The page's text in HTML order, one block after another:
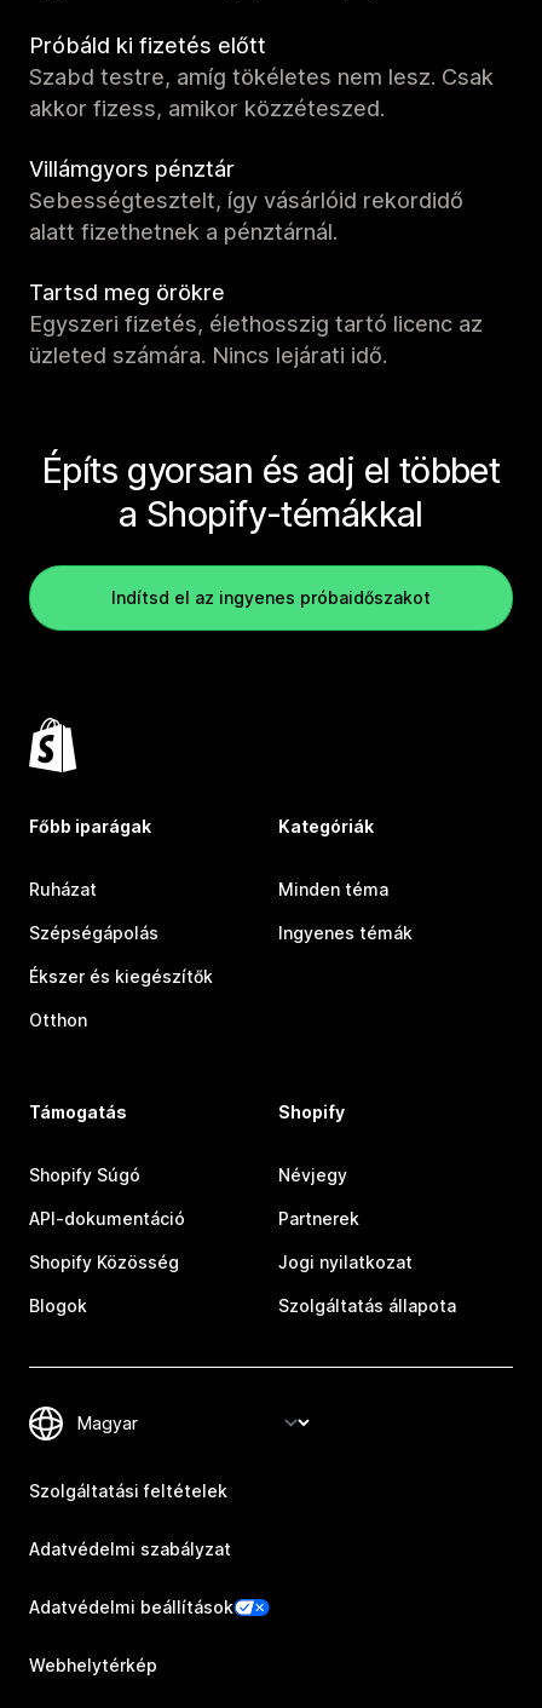
Próbáld ki fizetés előtt
Szabd testre, amíg tökéletes nem lesz. Csak
akkor fizess, amikor közzéteszed.
Villámgyors pénztár
Sebességtesztelt, így vásárlóid rekordidő
alatt fizethetnek a pénztárnál.
Tartsd meg örökre
Egyszeri fizetés, élethosszig tartó licenc az
üzleted számára. Nincs lejárati idő.
Építs gyorsan és adj el többet
a Shopify-témákkal
Indítsd el az ingyenes próbaidőszakot
Főbb iparágak
Ruházat
Szépségápolás
Ékszer és kiegészítők
Otthon
Kategóriák
Minden téma
Ingyenes témák
Támogatás
Shopify Súgó
API-dokumentáció
Shopify Közösség
Blogok
Shopify
Névjegy
Partnerek
Jogi nyilatkozat
Szolgáltatás állapota
Szolgáltatási feltételek
Adatvédelmi szabályzat
Adatvédelmi beállítások
Webhelytérkép